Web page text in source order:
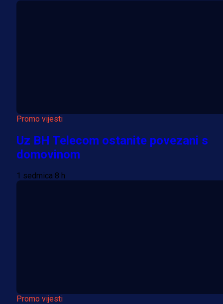
Promo vijesti
Uz BH Telecom ostanite povezani s
domovinom
1 sedmica 8 h
Promo vijesti